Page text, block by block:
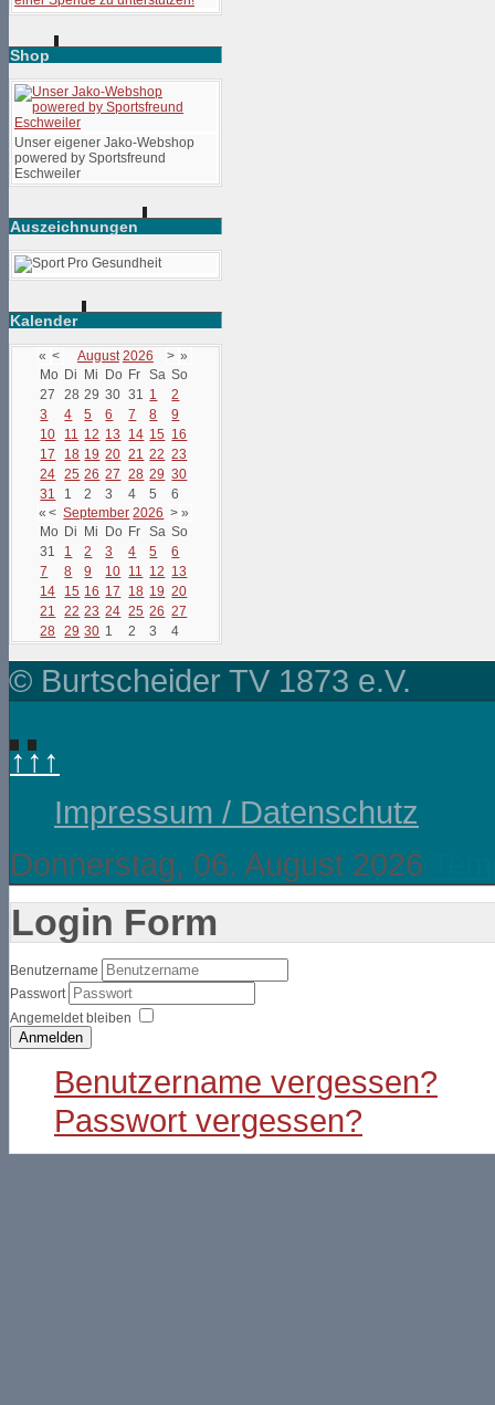
Shop
Unser eigener Jako-Webshop
powered by Sportsfreund
Eschweiler
Auszeichnungen
Kalender
« < August 2026 > »
Mo Di Mi Do Fr Sa So
27
28 29 30 31 1
2
3
4 5 6 7 8
9
10
11 12 13 14 15 16
17
18 19 20 21 22 23
24 25 26 27 28 29 30
31
1 2 3 4 5
6
« < September 2026 > »
Mo Di Mi Do Fr Sa So
31
1 2 3 4 5
6
7
8 9 10 11 12 13
14
15 16 17 18 19 20
21
22 23 24 25 26 27
28 29 30 1 2 3 4
© Burtscheider TV 1873 e.V.
↑↑↑
Impressum / Datenschutz
Donnerstag, 06. August 2026
Login Form
Benutzername
Passwort
Angemeldet bleiben
Anmelden
Benutzername vergessen?
Passwort vergessen?